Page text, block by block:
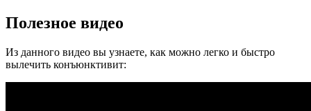
Полезное видео
Из данного видео вы узнаете, как можно легко и быстро
вылечить конъюнктивит: